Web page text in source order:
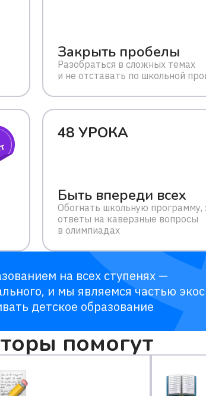
Закрыть пробелы
Разобраться в сложных темах
и не отставать по школьной
48 УРОКА
Быть впереди всех
Обогнать школьную программу,
ответы на каверзные вопросы
в олимпиадах
на всех ступенях —
и мы являемся частью
детское образование
помогут